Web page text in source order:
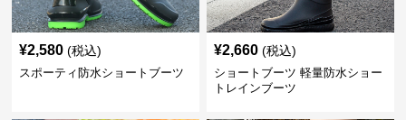
¥2,580 (税込)
スポーティ防水ショートブーツ
¥2,660 (税込)
ショートブーツ 軽量防水ショー
トレインブーツ